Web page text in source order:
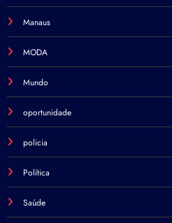
Manaus
MODA
Mundo
oportunidade
policia
Política
Saúde